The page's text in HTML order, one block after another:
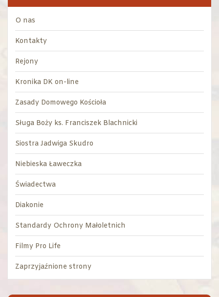
O nas
Kontakty
Rejony
Kronika DK on-line
Zasady Domowego Kościoła
Sługa Boży ks. Franciszek Blachnicki
Siostra Jadwiga Skudro
Niebieska Ławeczka
Świadectwa
Diakonie
Standardy Ochrony Małoletnich
Filmy Pro Life
Zaprzyjaźnione strony